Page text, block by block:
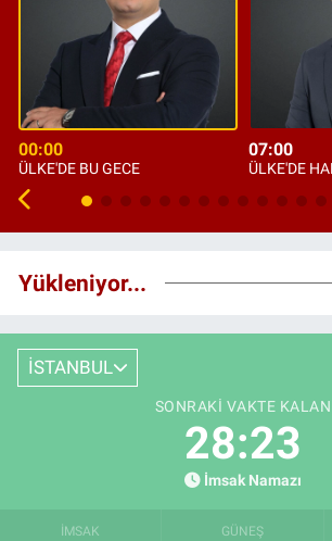
00:00
ÜLKE'DE BU GECE
07:00
ÜLKE'DE
Yükleniyor...
İSTANBUL
SONRAKI VAKTE KALAN
28:23
İmsak Namazı
İMSAK GÜNEŞ